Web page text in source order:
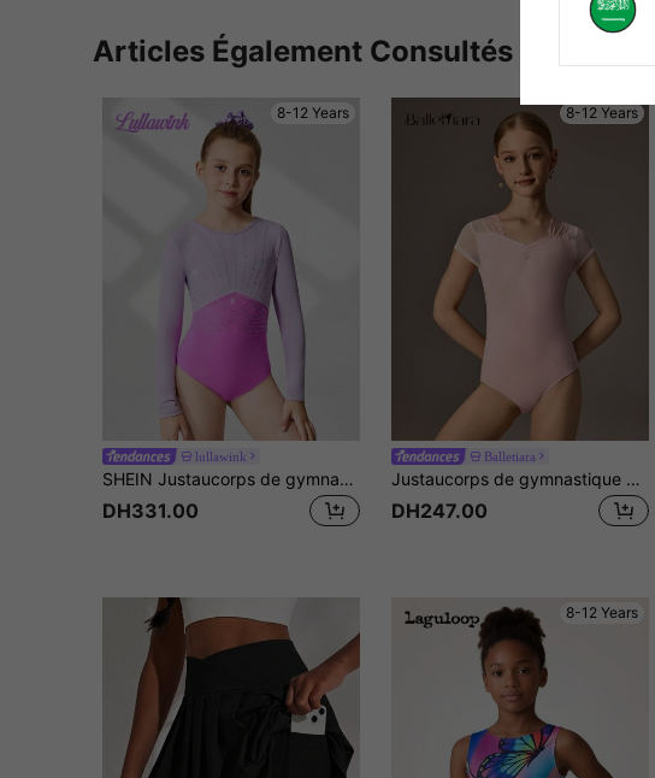
Articles Également Consultés
8-12 Years
lullawink
SHEIN Justaucorps de gymnastique violet ajusté pour préadolescentes, entraînement sportif, compétition. Design mode avec strass, très extensible et confortable, une pièce, convient pour toutes les saisons
DH331.00
8-12 Years
Balletiara
Justaucorps de gymnastique pour préadolescentes, gymnastique et danse professionnelles, motif scintillant violet à haute élasticité et respirant, body avec strass
DH247.00
8-12 Years